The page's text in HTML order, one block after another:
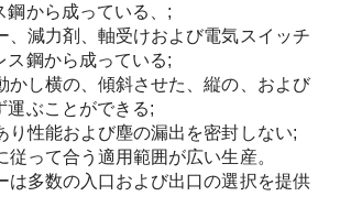
鋼から成っている、;
、減力剤、軸受けおよび電気スイッチ
ス鋼から成っている;
かし横の、傾斜させた、縦の、および
運ぶことができる;
り性能および塵の漏出を密封しない;
従って合う適用範囲が広い生産。
は多数の入口および出口の選択を提供